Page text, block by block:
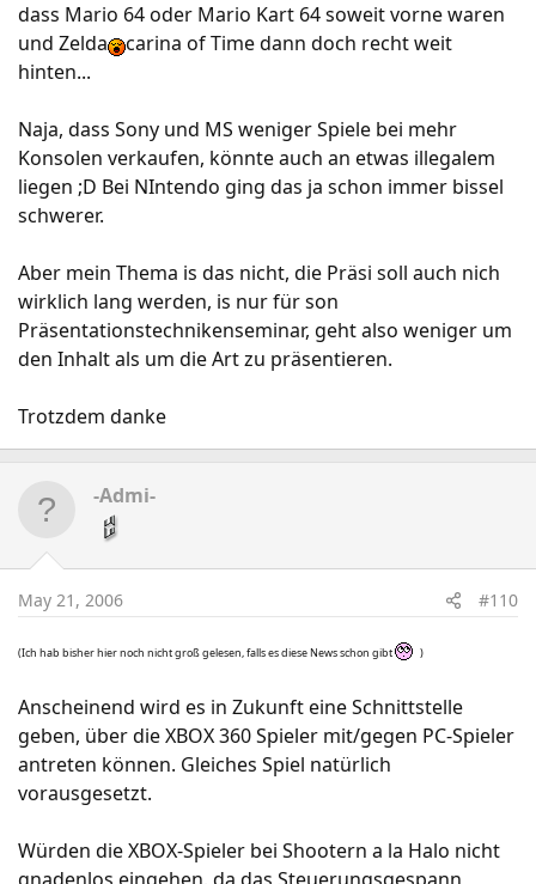
dass Mario 64 oder Mario Kart 64 soweit vorne waren
und Zelda
carina of Time dann doch recht weit
hinten...
Naja, dass Sony und MS weniger Spiele bei mehr
Konsolen verkaufen, könnte auch an etwas illegalem
liegen ;D Bei NIntendo ging das ja schon immer bissel
schwerer.
Aber mein Thema is das nicht, die Präsi soll auch nich
wirklich lang werden, is nur für son
Präsentationstechnikenseminar, geht also weniger um
den Inhalt als um die Art zu präsentieren.
Trotzdem danke
-Admi-
May 21, 2006 #110
(Ich hab bisher hier noch nicht groß gelesen, falls es diese News schon gibt )
Anscheinend wird es in Zukunft eine Schnittstelle
geben, über die XBOX 360 Spieler mit/gegen PC-Spieler
antreten können. Gleiches Spiel natürlich
vorausgesetzt.
Würden die XBOX-Spieler bei Shootern a la Halo nicht